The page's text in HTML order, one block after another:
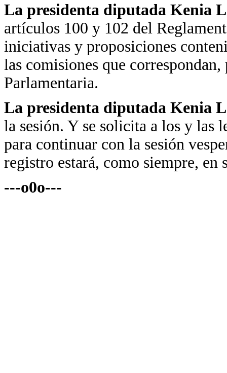
La presidenta diputada Kenia
artículos 100 y 102 del
iniciativas y proposiciones
las comisiones que
Parlamentaria.
La presidenta diputada Kenia
la sesión. Y se solicita a los y las
para continuar con la sesión
registro estará, como siempre, en
---o0o---